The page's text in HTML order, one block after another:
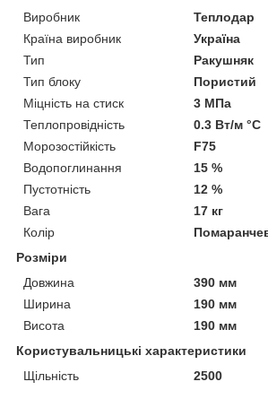
Виробник
Теплодар
Країна виробник
Україна
Тип
Ракушняк
Тип блоку
Пористий
Міцність на стиск
3 МПа
Теплопровідність
0.3 Вт/м °С
Морозостійкість
F75
Водопоглинання
15 %
Пустотність
12 %
Вага
17 кг
Колір
Розміри
Довжина
390 мм
Ширина
190 мм
Висота
190 мм
Користувальницькі характеристики
Щільність
2500